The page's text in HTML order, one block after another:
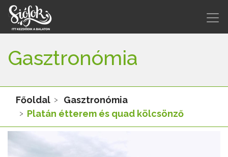
Gasztronómia
Főoldal
Gasztronómia
Platán étterem és quad kölcsönző